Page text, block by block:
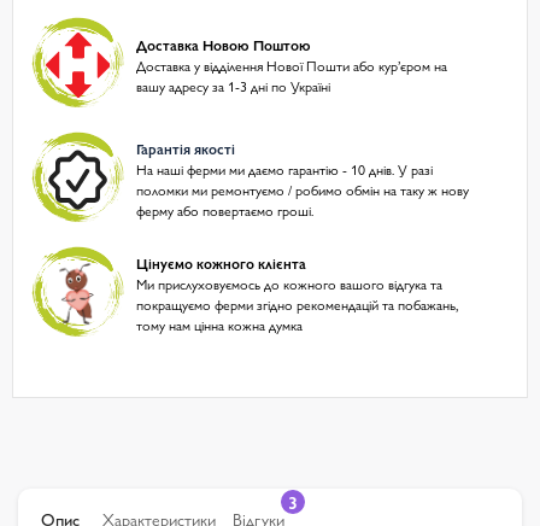
Доставка Новою Поштою
Доставка у відділення Нової Пошти або курʼєром на
вашу адресу за 1-3 дні по Україні
Гарантія якості
На наші ферми ми даємо гарантію - 10 днів. У разі
поломки ми ремонтуємо / робимо обмін на таку ж нову
ферму або повертаємо гроші.
Цінуємо кожного клієнта
Ми прислуховуємось до кожного вашого відгука та
покращуємо ферми згідно рекомендацій та побажань,
тому нам цінна кожна думка
Опис Характеристики Відгуки
3